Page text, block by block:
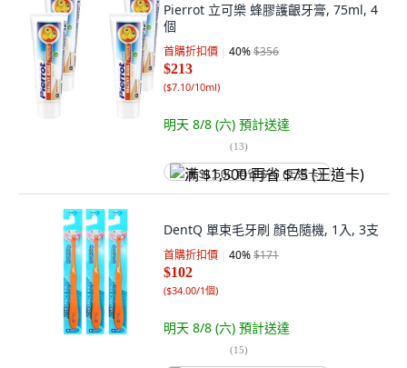
Pierrot 立可樂 蜂膠護齦牙膏, 75ml, 4
個
首購折扣價 40%$356
$213
($7.10/10ml)
明天 8/8 (六) 預計送達
(13)
满 $1,500 再省 $75 (王道卡)
DentQ 單束毛牙刷 顏色隨機, 1入, 3支
首購折扣價 40%$171
$102
($34.00/1個)
明天 8/8 (六) 預計送達
(15)